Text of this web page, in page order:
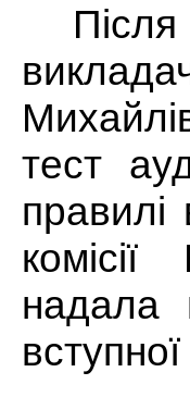
тест
правилі
надала